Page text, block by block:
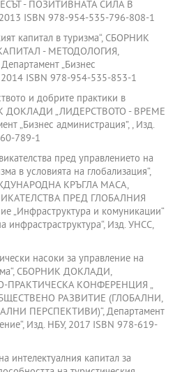
- ПОЗИТИВНАТА СИЛА В
ISBN 978-954-535-796-808-1
капитал в туризма“, СБОРНИК
- МЕТОДОЛОГИЯ,
„Бизнес
2014 ISBN 978-954-535-853-1
и добрите практики в
ДОКЛАДИ „ЛИДЕРСТВОТО - ВРЕМЕ
„Бизнес администрация”, , Изд.
789-1
пред управлението на
в условията на глобализация“,
КРЪГЛА МАСА,
ПРЕД ГЛОБАЛНИЯ
„Инфраструктура и комуникации“
инфрастраструктура“, Изд. УНСС,
насоки за управление на
СБОРНИК ДОКЛАДИ,
КОНФЕРЕНЦИЯ „
РАЗВИТИЕ (ГЛОБАЛНИ,
ПЕРСПЕКТИВИ)“, Департамент
Изд. НБУ, 2017 ISBN 978-619-
интелектуалния капитал за